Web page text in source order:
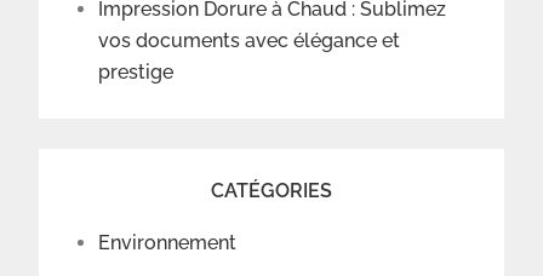
Impression Dorure à Chaud : Sublimez
vos documents avec élégance et
prestige
CATÉGORIES
Environnement